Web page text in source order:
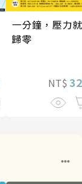
一分鐘，壓力就
歸零
NT$